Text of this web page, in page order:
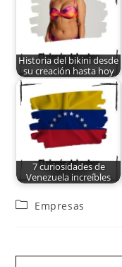
Historia del bikini desde
su creación hasta hoy
7 curiosidades de
Venezuela increíbles
Empresas